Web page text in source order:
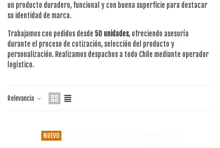
un producto duradero, funcional y con buena superficie para destacar
su identidad de marca.
Trabajamos con pedidos desde 50 unidades, ofreciendo asesoría
durante el proceso de cotización, selección del producto y
personalización. Realizamos despachos a todo Chile mediante operador
logístico.
Relevancia
NUEVO